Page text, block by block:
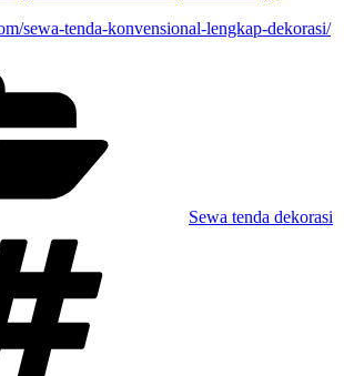
sewa-tenda-konvensional-lengkap-dekorasi/
Sewa tenda dekorasi